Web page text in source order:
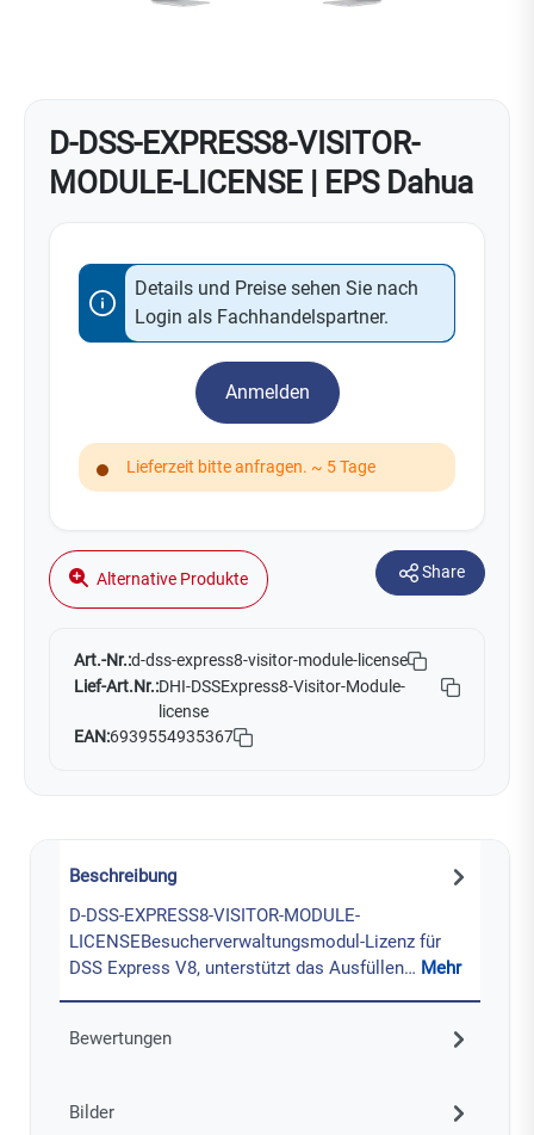
D-DSS-EXPRESS8-VISITOR-
MODULE-LICENSE | EPS Dahua
Details und Preise sehen Sie nach
Login als Fachhandelspartner.
Anmelden
Lieferzeit bitte anfragen. ~ 5 Tage
Alternative Produkte Share
Art.-Nr.:d-dss-express8-visitor-module-license
Lief-Art.Nr.:DHI-DSSExpress8-Visitor-Module-
license
EAN:6939554935367
Beschreibung
D-DSS-EXPRESS8-VISITOR-MODULE-
LICENSEBesucherverwaltungsmodul-Lizenz für
DSS Express V8, unterstützt das Ausfüllen… Mehr
Bewertungen
Bilder